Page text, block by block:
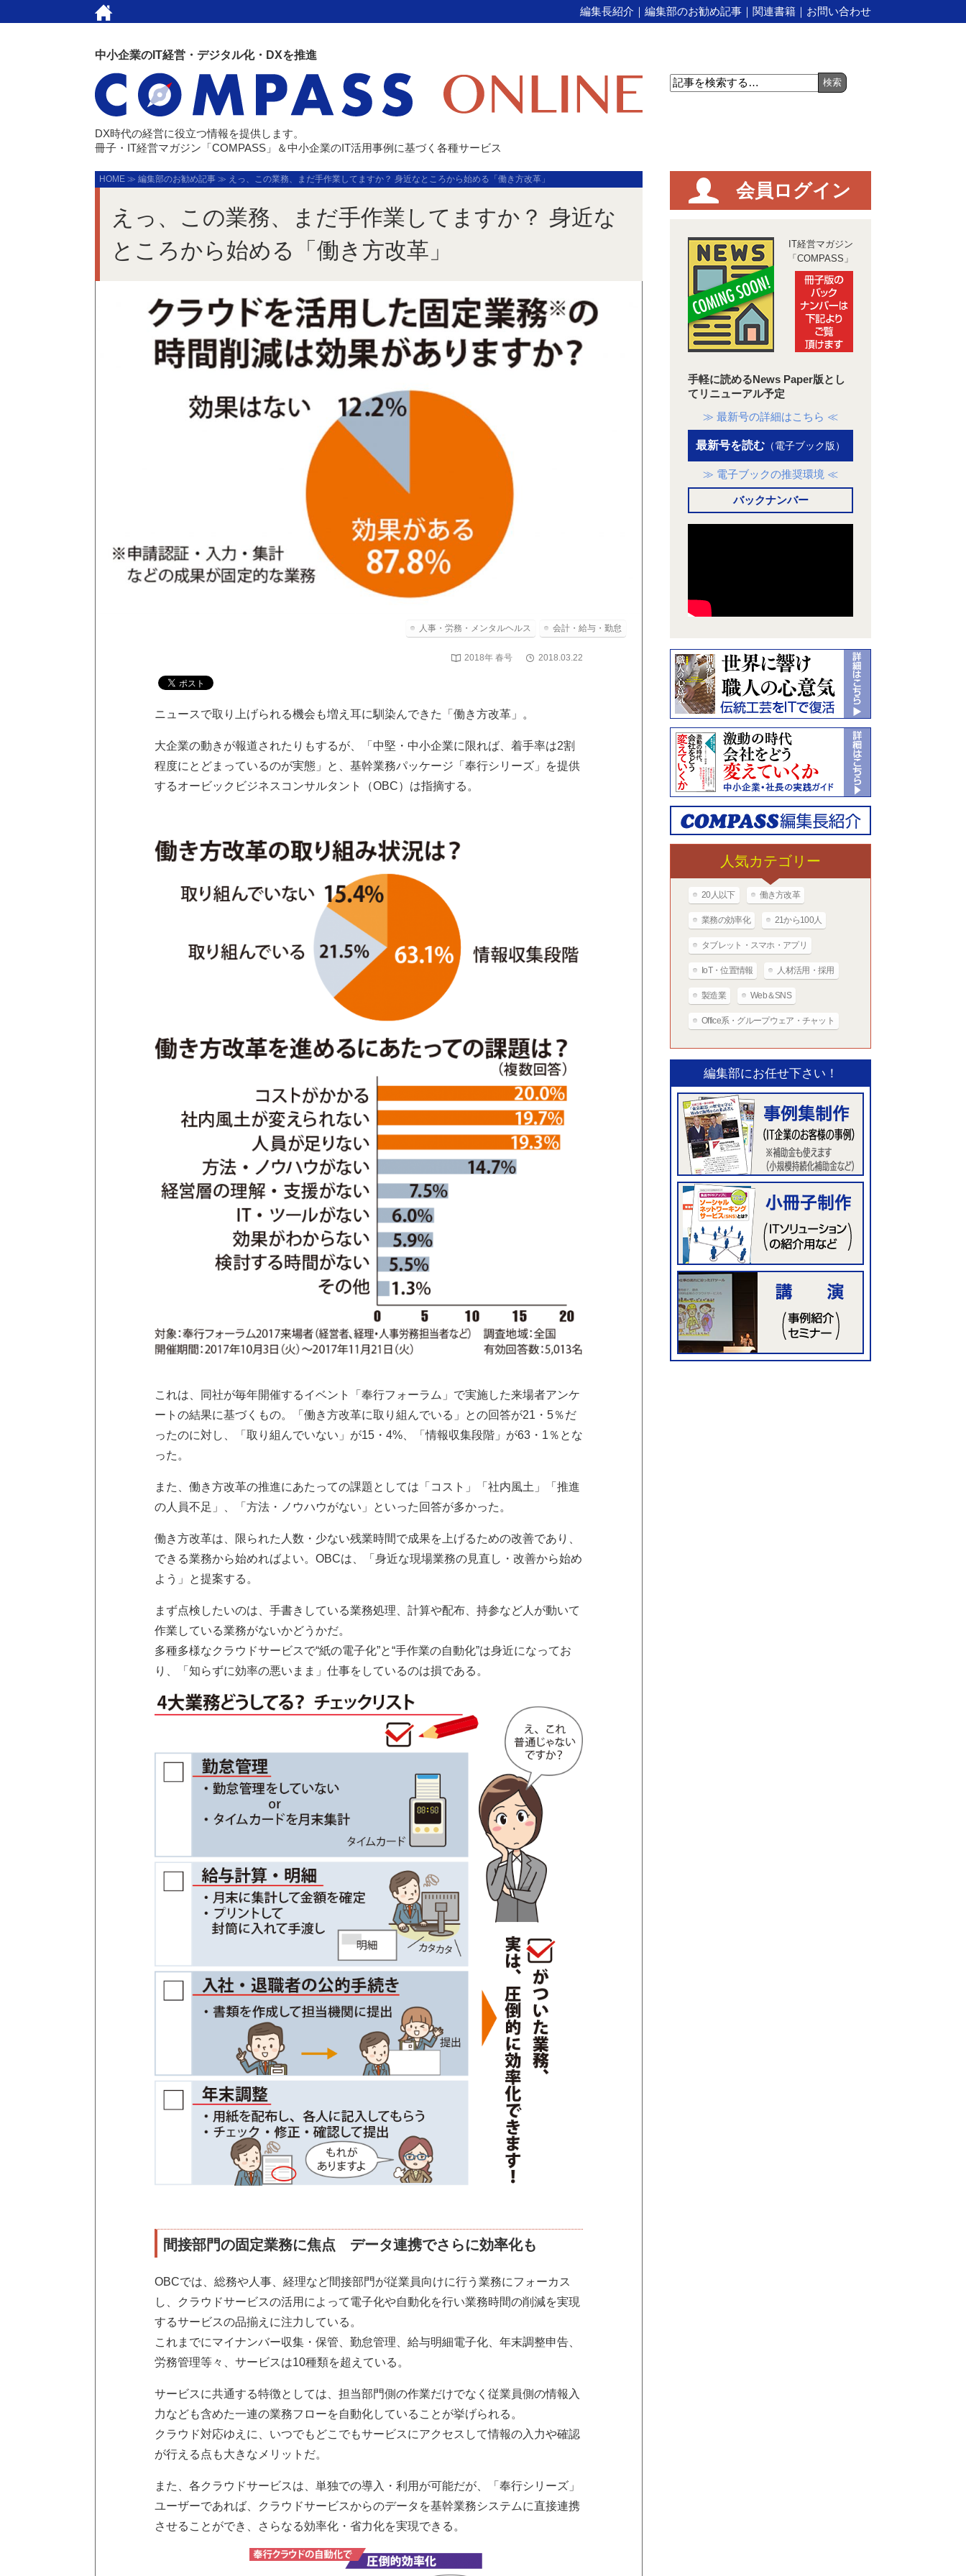
編集長紹介 ｜ 編集部のお勧め記事 ｜ 関連書籍 ｜ お問い合わせ
中小企業のIT経営・デジタル化・DXを推進
DX時代の経営に役立つ情報を提供します。
冊子・IT経営マガジン「COMPASS」＆中小企業のIT活用事例に基づく各種サービス
HOME ≫ 編集部のお勧め記事 ≫ えっ、この業務、まだ手作業してますか？ 身近なところから始める「働き方改革」
えっ、この業務、まだ手作業してますか？ 身近な
ところから始める「働き方改革」
人事・労務・メンタルヘルス 会計・給与・勤怠
2018年 春号 2018.03.22
ニュースで取り上げられる機会も増え耳に馴染んできた「働き方改革」。
大企業の動きが報道されたりもするが、「中堅・中小企業に限れば、着手率は2割
程度にとどまっているのが実態」と、基幹業務パッケージ「奉行シリーズ」を提供
するオービックビジネスコンサルタント（OBC）は指摘する。
これは、同社が毎年開催するイベント「奉行フォーラム」で実施した来場者アンケ
ートの結果に基づくもの。「働き方改革に取り組んでいる」との回答が21・5％だ
ったのに対し、「取り組んでいない」が15・4%、「情報収集段階」が63・1％とな
った。
また、働き方改革の推進にあたっての課題としては「コスト」「社内風土」「推進
の人員不足」、「方法・ノウハウがない」といった回答が多かった。
働き方改革は、限られた人数・少ない残業時間で成果を上げるための改善であり、
できる業務から始めればよい。OBCは、「身近な現場業務の見直し・改善から始め
よう」と提案する。
まず点検したいのは、手書きしている業務処理、計算や配布、持参など人が動いて
作業している業務がないかどうかだ。
多種多様なクラウドサービスで“紙の電子化”と“手作業の自動化”は身近になってお
り、「知らずに効率の悪いまま」仕事をしているのは損である。
間接部門の固定業務に焦点 データ連携でさらに効率化も
OBCでは、総務や人事、経理など間接部門が従業員向けに行う業務にフォーカス
し、クラウドサービスの活用によって電子化や自動化を行い業務時間の削減を実現
するサービスの品揃えに注力している。
これまでにマイナンバー収集・保管、勤怠管理、給与明細電子化、年末調整申告、
労務管理等々、サービスは10種類を超えている。
サービスに共通する特徴としては、担当部門側の作業だけでなく従業員側の情報入
力なども含めた一連の業務フローを自動化していることが挙げられる。
クラウド対応ゆえに、いつでもどこでもサービスにアクセスして情報の入力や確認
が行える点も大きなメリットだ。
また、各クラウドサービスは、単独での導入・利用が可能だが、「奉行シリーズ」
ユーザーであれば、クラウドサービスからのデータを基幹業務システムに直接連携
させることができ、さらなる効率化・省力化を実現できる。
会員ログイン
IT経営マガジン
「COMPASS」
手軽に読めるNews Paper版とし
てリニューアル予定
≫ 最新号の詳細はこちら ≪
最新号を読む （電子ブック版）
≫ 電子ブックの推奨環境 ≪
バックナンバー
人気カテゴリー
20人以下 働き方改革
業務の効率化 21から100人
タブレット・スマホ・アプリ
IoT・位置情報 人材活用・採用
製造業 Web＆SNS
Office系・グループウェア・チャット
編集部にお任せ下さい！